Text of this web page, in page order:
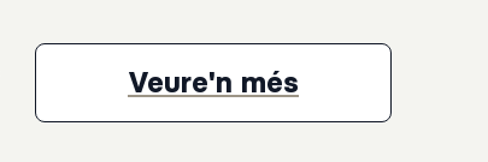
Veure'n més